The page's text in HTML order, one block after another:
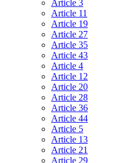
Article 3
Article 11
Article 19
Article 27
Article 35
Article 43
Article 4
Article 12
Article 20
Article 28
Article 36
Article 44
Article 5
Article 13
Article 21
Article 29